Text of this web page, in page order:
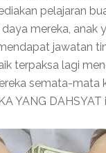
pelajaran
mereka, anak
jawatan
terpaksa lagi
semata-mata
YANG DAHSYAT